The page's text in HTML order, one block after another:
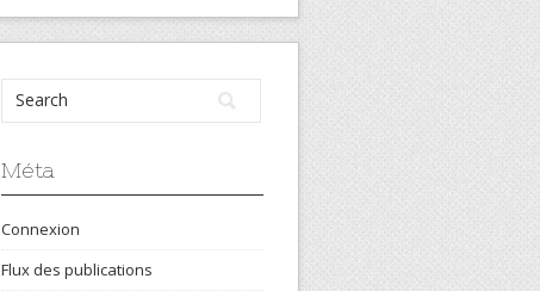
Méta
Connexion
Flux des publications